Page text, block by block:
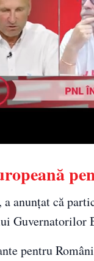
a anunțat că
Guvernatorilor
pentru